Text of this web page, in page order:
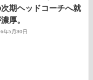
期ヘッドコーチへ就
厚。
年5月30日